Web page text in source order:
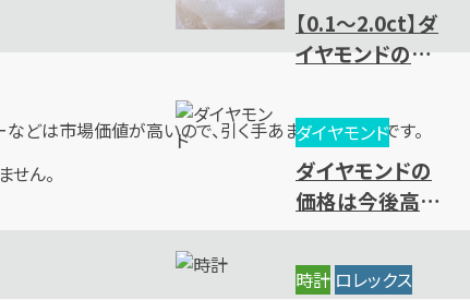
ーなどは市場価値が高いので、引く手あまたなモデルです。
せん。
【0.1～2.0ct】ダ
イヤモンドの買
値基準と売却時
のポイントとは？
ダイヤモンド
ダイヤモンドの
価格は今後高騰
値上がりの背景
時計 ロレックス